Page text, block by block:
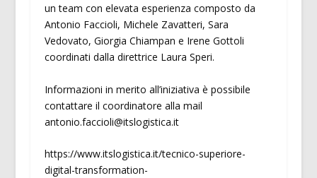
un team con elevata esperienza composto da
Antonio Faccioli, Michele Zavatteri, Sara
Vedovato, Giorgia Chiampan e Irene Gottoli
coordinati dalla direttrice Laura Speri.
Informazioni in merito all’iniziativa è possibile
contattare il coordinatore alla mail
antonio.faccioli@itslogistica.it
https://www.itslogistica.it/tecnico-superiore-
digital-transformation-